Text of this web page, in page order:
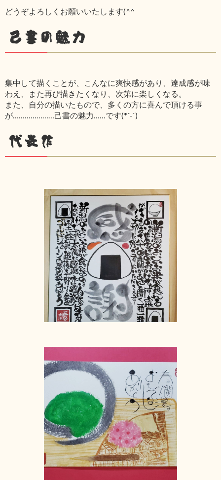
どうぞよろしくお願いいたします(^^ゞ
己書の魅力
集中して描くことが、こんなに爽快感があり、達成感が味
わえ、また再び描きたくなり、次第に楽しくなる。
また、自分の描いたもので、多くの方に喜んで頂ける事
が…………………己書の魅力……です(*´-`)
代表作